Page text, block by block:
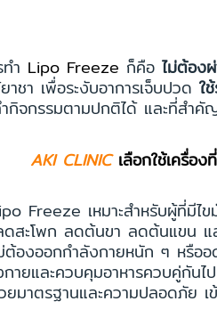
ำ Lipo Freeze ก็คือ ไม่ต้อง
าชา เพื่อระงับอาการเจ็บปวด ใ
ำกิจกรรมตามปกติได้ และที่สำ
AKI CLINIC เลือกใช้เครื่อ
Freeze เหมาะสำหรับผู้ที่มี
สะโพก ลดต้นขา ลดต้นแขน แ
ต้องออกกำลังกายหนัก ๆ หรืออ
ายและควบคุมอาหารควบคู่กัน
มาตรฐานและความปลอดภัย เ